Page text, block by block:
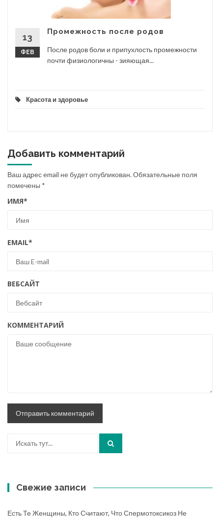
13
ФЕВ
Промежность после родов
После родов боли и припухлость промежности
почти физиологичны - зияющая...
Красота и здоровье
Добавить комментарий
Ваш адрес email не будет опубликован.Обязательные поля
помечены *
ИМЯ*
EMAIL*
ВЕБСАЙТ
КОММЕНТАРИЙ
Свежие записи
Есть Те Женщины, Кто Считают, Что Спермотоксикоз Не